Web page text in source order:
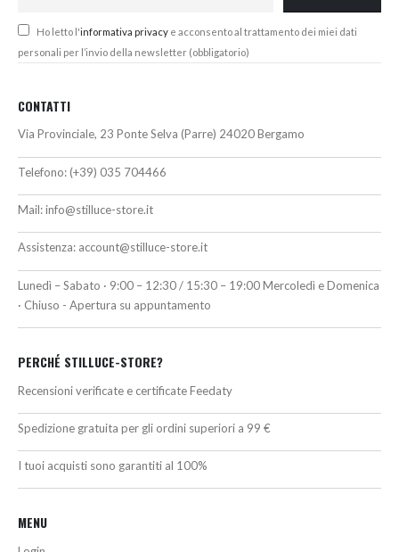
Ho letto l'informativa privacy e acconsento al trattamento dei miei dati
personali per l’invio della newsletter (obbligatorio)
CONTATTI
Via Provinciale, 23 Ponte Selva (Parre) 24020 Bergamo
Telefono: (+39) 035 704466
Mail:info@stilluce-store.it
Assistenza: account@stilluce-store.it
Lunedì – Sabato · 9:00 – 12:30 / 15:30 – 19:00 Mercoledì e Domenica
· Chiuso - Apertura su appuntamento
PERCHÉ STILLUCE-STORE?
Recensioni verificate e certificate Feedaty
Spedizione gratuita per gli ordini superiori a 99 €
I tuoi acquisti sono garantiti al 100%
MENU